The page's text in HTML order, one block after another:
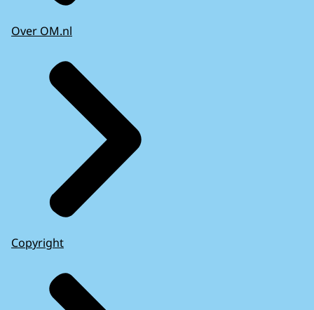
Over OM.nl
Copyright